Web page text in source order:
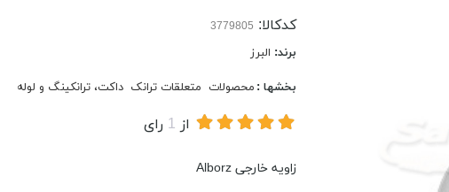
کدکالا:
برند: البرز
بخشها : محصولات متعلقات ترانک داکت، ترانکینگ و لوله
از 1 رای
زاویه خارجی Alborz